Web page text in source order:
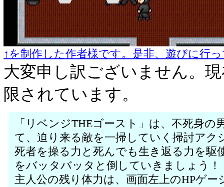
↑を制作した作者様です。是非、遊びに行
大変申し訳ございません。
限されています。
「リベンジTHEゴースト」は、不死身の
て、迫り来る敵を一掃していく掃討アク
死者を操る力と死んでも生き返る力を駆
をバッタバッタと倒していきましょう！
主人公の残り体力は、画面左上のHPゲ